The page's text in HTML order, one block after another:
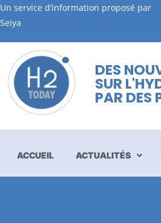
Un service d’information proposé par
Seiya
DES
SUR
PAR DES
ACCUEIL ACTUALITÉS